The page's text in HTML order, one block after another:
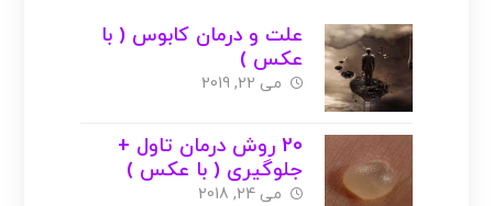
علت و درمان کابوس ( با
عکس )
می 22, 2019
20 روش درمان تاول +
جلوگیری ( با عکس )
می 24, 2018